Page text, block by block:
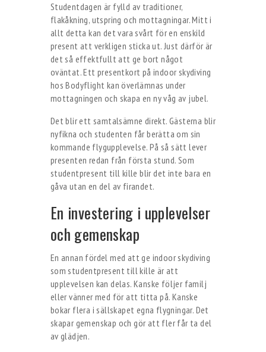
Studentdagen är fylld av traditioner,
flakåkning, utspring och mottagningar. Mitt i
allt detta kan det vara svårt för en enskild
present att verkligen sticka ut. Just därför är
det så effektfullt att ge bort något
oväntat. Ett presentkort på indoor skydiving
hos Bodyflight kan överlämnas under
mottagningen och skapa en ny våg av jubel.
Det blir ett samtalsämne direkt. Gästerna blir
nyfikna och studenten får berätta om sin
kommande flygupplevelse. På så sätt lever
presenten redan från första stund. Som
studentpresent till kille blir det inte bara en
gåva utan en del av firandet.
En investering i upplevelser
och gemenskap
En annan fördel med att ge indoor skydiving
som studentpresent till kille är att
upplevelsen kan delas. Kanske följer familj
eller vänner med för att titta på. Kanske
bokar flera i sällskapet egna flygningar. Det
skapar gemenskap och gör att fler får ta del
av glädjen.